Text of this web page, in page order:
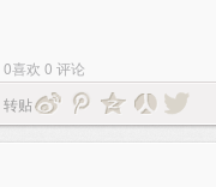
0喜欢 0 评论
转贴